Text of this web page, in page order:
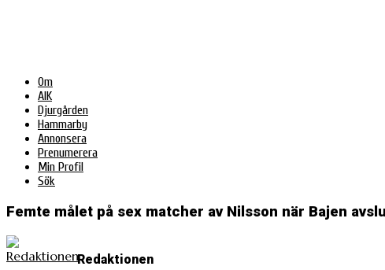
Om
AIK
Djurgården
Hammarby
Annonsera
Prenumerera
Min Profil
Sök
Femte målet på sex matcher av Nilsson när Bajen
Redaktionen